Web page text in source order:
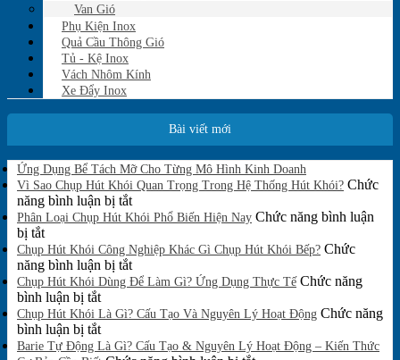
Van Gió
Phụ Kiện Inox
Quả Cầu Thông Gió
Tủ - Kệ Inox
Vách Nhôm Kính
Xe Đẩy Inox
Bài viết mới
Ứng Dụng Bể Tách Mỡ Cho Từng Mô Hình Kinh Doanh
có
bình
luận
ở
Dụng
Tách
Cho
Từng
Hình
Vì Sao Chụp Hút Khói Quan Trọng Trong Hệ Thống Hút Khói? Chức
năng bình luận bị tắtở
Vì
Chụp
Hút
Khói
Trọng
Hệ
Phân Loại Chụp Hút Khói Phổ Biến Hiện Nay Chức năng bình luận
bị tắtở
Phân
Loại
Chụp
Hút
Khói
Phổ
Biến
Chụp Hút Khói Công Nghiệp Khác Gì Chụp Hút Khói Bếp? Chức
năng bình luận bị tắtở
Chụp
Khói
Nghiệp
Chụp Hút Khói Dùng Để Làm Gì? Ứng Dụng Thực Tế Chức năng
bình luận bị tắtở
Chụp
Hút
Khói
Chụp Hút Khói Là Gì? Cấu Tạo Và Nguyên Lý Hoạt Động Chức năng
bình luận bị tắtở
Chụp
Barie Tự Động Là Gì? Cấu Tạo & Nguyên Lý Hoạt Động – Kiến Thức